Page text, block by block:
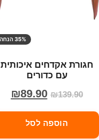
35% הנחה
חגורת אקדחים איכותית
עם כדורים
₪139.90
₪89.90
הוספה לסל